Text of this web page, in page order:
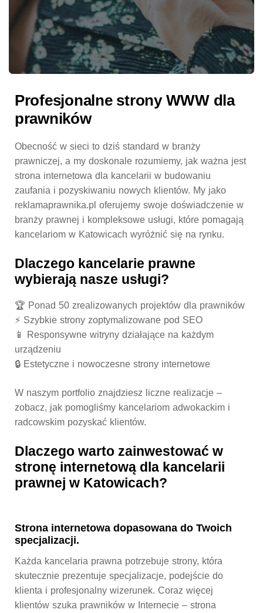
Profesjonalne strony WWW dla
prawników
Obecność w sieci to dziś standard w branży
prawniczej, a my doskonale rozumiemy, jak ważna jest
strona internetowa dla kancelarii w budowaniu
zaufania i pozyskiwaniu nowych klientów. My jako
reklamaprawnika.pl oferujemy swoje doświadczenie w
branży prawnej i kompleksowe usługi, które pomagają
kancelariom w Katowicach wyróżnić się na rynku.
Dlaczego kancelarie prawne
wybierają nasze usługi?
🏆 Ponad 50 zrealizowanych projektów dla prawników
⚡ Szybkie strony zoptymalizowane pod SEO
📱 Responsywne witryny działające na każdym
urządzeniu
🔒 Estetyczne i nowoczesne strony internetowe
W naszym portfolio znajdziesz liczne realizacje –
zobacz, jak pomogliśmy kancelariom adwokackim i
radcowskim pozyskać klientów.
Dlaczego warto zainwestować w
stronę internetową dla kancelarii
prawnej w Katowicach?
Strona internetowa dopasowana do Twoich
specjalizacji.
Każda kancelaria prawna potrzebuje strony, która
skutecznie prezentuje specjalizacje, podejście do
klienta i profesjonalny wizerunek. Coraz więcej
klientów szuka prawników w Internecie – strona